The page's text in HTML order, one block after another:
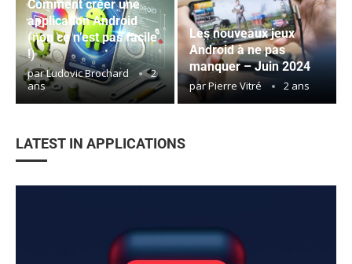
Comment créer une
application Android
(non ce n’est pas facile
!)
parLudovic Brochard
2
ans
Les nouveaux jeux
Android à ne pas
manquer – Juin 2024
parPierre Vitré 2 ans
LATEST IN APPLICATIONS